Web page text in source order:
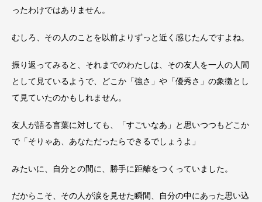
ったわけではありません。
むしろ、その人のことを以前よりずっと近く感じたんですよね。
振り返ってみると、それまでのわたしは、その友人を一人の人間
として見ているようで、どこか「強さ」や「優秀さ」の象徴とし
て見ていたのかもしれません。
友人が語る言葉に対しても、「すごいなあ」と思いつつもどこか
で「そりゃあ、あなただったらできるでしょうよ」
みたいに、自分との間に、勝手に距離をつくっていました。
だからこそ、その人が涙を見せた瞬間、自分の中にあった思い込